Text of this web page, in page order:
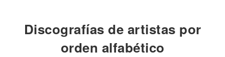
Discografías de artistas por
orden alfabético